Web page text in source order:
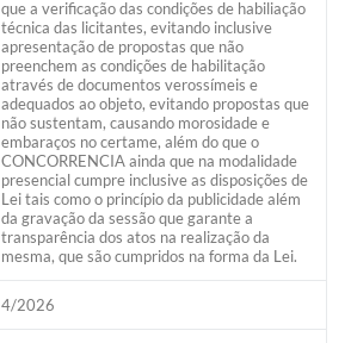
que a verificação das condições de habiliação
técnica das licitantes, evitando inclusive
apresentação de propostas que não
preenchem as condições de habilitação
através de documentos verossímeis e
adequados ao objeto, evitando propostas que
não sustentam, causando morosidade e
embaraços no certame, além do que o
CONCORRENCIA ainda que na modalidade
presencial cumpre inclusive as disposições de
Lei tais como o princípio da publicidade além
da gravação da sessão que garante a
transparência dos atos na realização da
mesma, que são cumpridos na forma da Lei.
4/2026